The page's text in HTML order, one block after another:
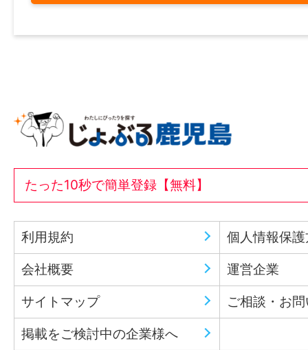
たった10秒で簡単登録【無料】
利用規約 個人情報保
会社概要 運営企業
サイトマップ ご相談・お
掲載をご検討中の企業様へ